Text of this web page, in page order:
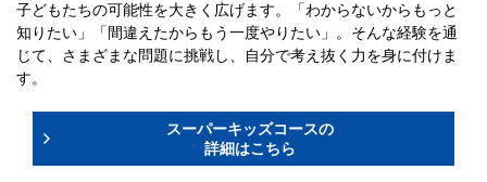
子どもたちの可能性を大きく広げます。「わからないからもっと
知りたい」「間違えたからもう一度やりたい」。そんな経験を通
じて、さまざまな問題に挑戦し、自分で考え抜く力を身に付けま
す。
スーパーキッズコースの
詳細はこちら